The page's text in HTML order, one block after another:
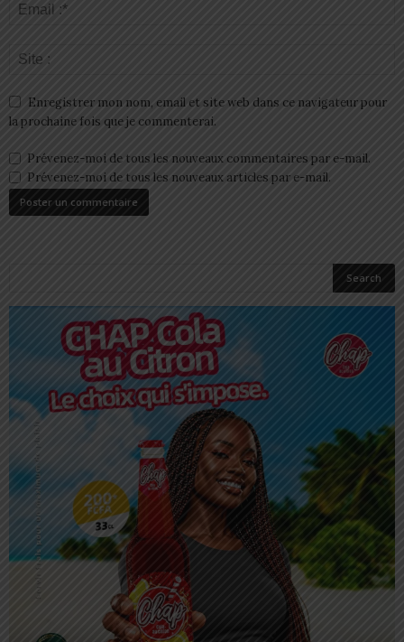
Enregistrer mon nom, email et site web dans ce navigateur pour
la prochaine fois que je commenterai.
Prévenez-moi de tous les nouveaux commentaires par e-mail.
Prévenez-moi de tous les nouveaux articles par e-mail.